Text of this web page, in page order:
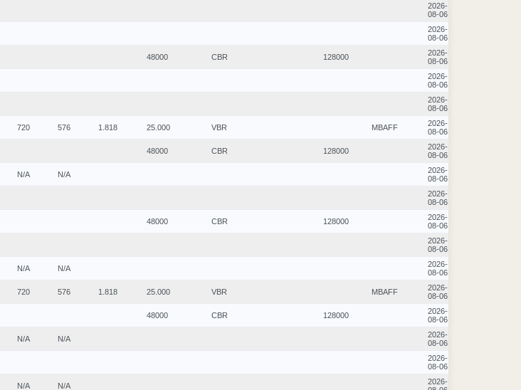
2026-
08-06
2026-
08-06
48000 CBR 128000
2026-
08-06
2026-
08-06
2026-
08-06
720 576 1.818 25.000 VBR MBAFF
2026-
08-06
48000 CBR 128000
2026-
08-06
N/A N/A
2026-
08-06
2026-
08-06
48000 CBR 128000
2026-
08-06
2026-
08-06
N/A N/A
2026-
08-06
720 576 1.818 25.000 VBR MBAFF
2026-
08-06
48000 CBR 128000
2026-
08-06
N/A N/A
2026-
08-06
2026-
08-06
N/A N/A
2026-